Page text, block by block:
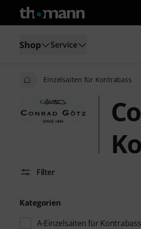
Shop Service
Einzelsaiten für Kontrabass
Filter
Kategorien
A-Einzelsaiten für Kontrabass